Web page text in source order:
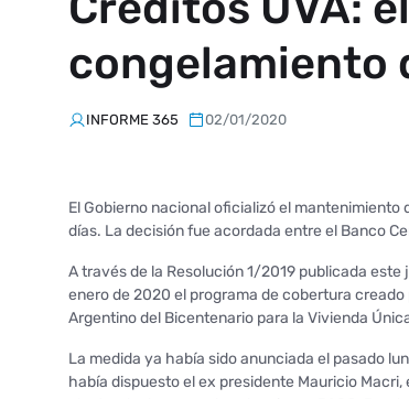
congelamiento
INFORME 365 02/01/2020
El Gobierno nacional oficializó el
días. La decisión fue acordada entre el Banco
A través de la Resolución 1/2019 publicada
enero de 2020 el programa de cobertura
Argentino del Bicentenario para la Vivienda
La medida ya había sido anunciada el pasado
había dispuesto el ex presidente Mauricio